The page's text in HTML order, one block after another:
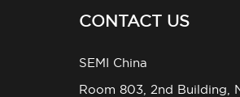
CONTACT US
SEMI China
Room 803, 2nd Building,